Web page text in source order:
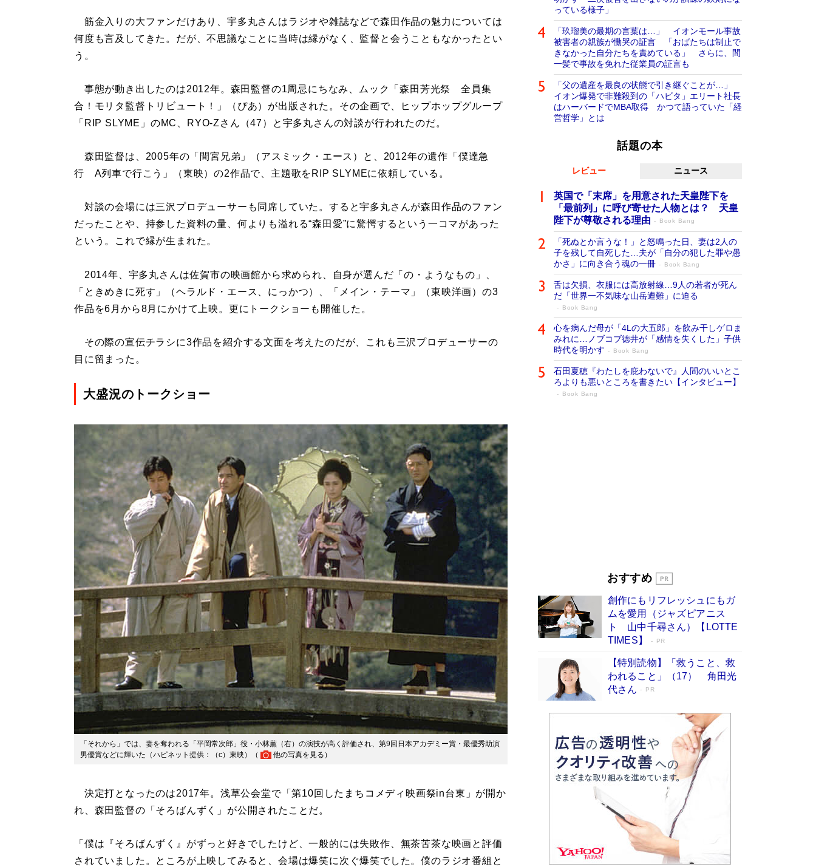
筋金入りの大ファンだけあり、宇多丸さんはラジオや雑誌などで森田作品の魅力については
何度も言及してきた。だが、不思議なことに当時は縁がなく、監督と会うこともなかったとい
う。
事態が動き出したのは2012年。森田監督の1周忌にちなみ、ムック「森田芳光祭 全員集
合！モリタ監督トリビュート！」（ぴあ）が出版された。その企画で、ヒップホップグループ
「RIP SLYME」のMC、RYO-Zさん（47）と宇多丸さんの対談が行われたのだ。
森田監督は、2005年の「間宮兄弟」（アスミック・エース）と、2012年の遺作「僕達急
行 A列車で行こう」（東映）の2作品で、主題歌をRIP SLYMEに依頼している。
対談の会場には三沢プロデューサーも同席していた。すると宇多丸さんが森田作品のファン
だったことや、持参した資料の量、何よりも溢れる“森田愛”に驚愕するという一コマがあった
という。これで縁が生まれた。
2014年、宇多丸さんは佐賀市の映画館から求められ、自身が選んだ「の・ようなもの」、
「ときめきに死す」（ヘラルド・エース、にっかつ）、「メイン・テーマ」（東映洋画）の3
作品を6月から8月にかけて上映。更にトークショーも開催した。
その際の宣伝チラシに3作品を紹介する文面を考えたのだが、これも三沢プロデューサーの
目に留まった。
大盛況のトークショー
「それから」では、妻を奪われる「平岡常次郎」役・小林薫（右）の演技が高く評価され、第9回日本アカデミー賞・最優秀助演
男優賞などに輝いた（ハピネット提供：（c）東映）（
他の写真を見る ）
決定打となったのは2017年。浅草公会堂で「第10回したまちコメディ映画祭in台東」が開か
れ、森田監督の「そろばんずく」が公開されたことだ。
「僕は『そろばんずく』がずっと好きでしたけど、一般的には失敗作、無茶苦茶な映画と評価
されていました。ところが上映してみると、会場は爆笑に次ぐ爆笑でした。僕のラジオ番組と
っている様子」
「玖瑠美の最期の言葉は…」 イオンモール事故
被害者の親族が慟哭の証言 「おばたちは制止で
きなかった自分たちを責めている」 さらに、間
一髪で事故を免れた従業員の証言も
「父の遺産を最良の状態で引き継ぐことが…」
イオン爆発で非難殺到の「ハビタ」エリート社長
はハーバードでMBA取得 かつて語っていた「経
営哲学」とは
話題の本
レビュー ニュース
英国で「末席」を用意された天皇陛下を
「最前列」に呼び寄せた人物とは？ 天皇
陛下が尊敬される理由
Book Bang
「死ぬとか言うな！」と怒鳴った日、妻は2人の
子を残して自死した…夫が「自分の犯した罪や愚
かさ」に向き合う魂の一冊
Book Bang
舌は欠損、衣服には高放射線…9人の若者が死ん
だ「世界一不気味な山岳遭難」に迫る
Book Bang
心を病んだ母が「4Lの大五郎」を飲み干しゲロま
みれに…ノブコブ徳井が「感情を失くした」子供
時代を明かす
Book Bang
石田夏穂『わたしを庇わないで』人間のいいとこ
ろよりも悪いところを書きたい【インタビュー】
Book Bang
「『火垂るの墓』は、大嘘である」原作者が抱き
続けた“自責の念”とは…「自己憐憫は描きたくな
い」監督が徹底的にこだわったこと（後編） #
戦争の記憶
Book Bang
おすすめ
創作にもリフレッシュにもガ
ムを愛用（ジャズピアニス
ト 山中千尋さん）【LOTTE
TIMES】
PR
【特別読物】「救うこと、救
われること」（17） 角田光
代さん
PR